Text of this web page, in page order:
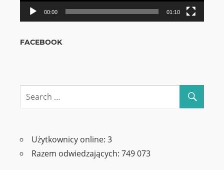
00:00 01:10
FACEBOOK
Użytkownicy online: 3
Razem odwiedzających: 749 073